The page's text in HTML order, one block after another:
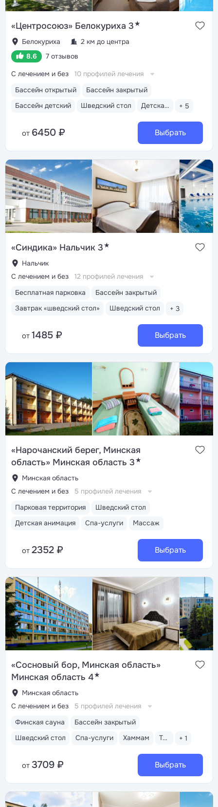
«Центросоюз» Белокуриха 3★
Белокуриха
2 км до центра
8.6
7 отзывов
Бассейн открытый
Бассейн закрытый
Бассейн детский
Шведский стол Детская анимация + 5
С лечением и без 10 профилей лечения
от 6450 ₽ Выбрать
«Синдика» Нальчик 3★
Нальчик
Бесплатная парковка
Бассейн закрытый
Завтрак «шведский стол»
Шведский стол + 3
С лечением и без 12 профилей лечения
от 1485 ₽ Выбрать
«Нарочанский берег, Минская
область» Минская область 3★
Минская область
Парковая территория
Шведский стол
Детская анимация
Спа-услуги Массаж
С лечением и без 5 профилей лечения
от 2352 ₽ Выбрать
«Сосновый бор, Минская область»
Минская область 4★
Минская область
Финская сауна
Бассейн закрытый
Шведский стол
Спа-услуги Хаммам Тренажерный зал + 1
С лечением и без 5 профилей лечения
от 3709 ₽ Выбрать